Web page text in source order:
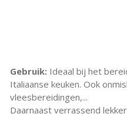
Gebruik: Ideaal bij het
Italiaanse keuken. Ook
vleesbereidingen,...
Daarnaast verrassend